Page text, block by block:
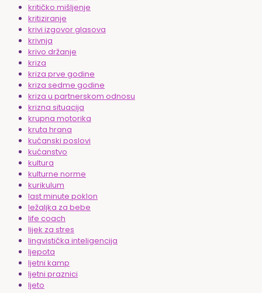
kritičko mišljenje
kritiziranje
krivi izgovor glasova
krivnja
krivo držanje
kriza
kriza prve godine
kriza sedme godine
kriza u partnerskom odnosu
krizna situacija
krupna motorika
kruta hrana
kućanski poslovi
kućanstvo
kultura
kulturne norme
kurikulum
last minute poklon
ležaljka za bebe
life coach
lijek za stres
lingvistička inteligencija
ljepota
ljetni kamp
ljetni praznici
ljeto